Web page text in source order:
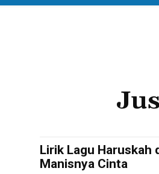
Lirik Lagu Haruskah
Manisnya Cinta